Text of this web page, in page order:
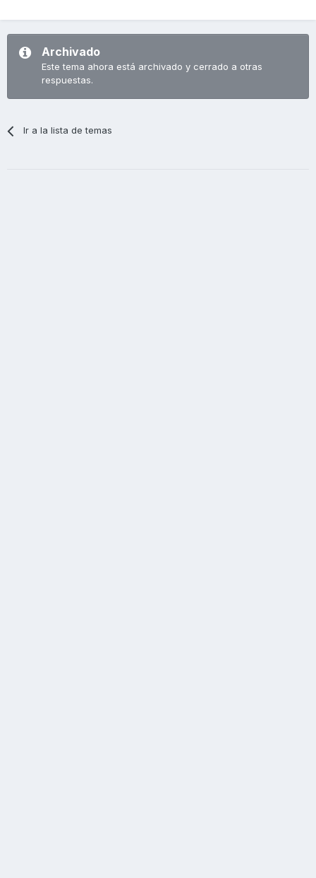
Archivado
Este tema ahora está archivado y cerrado a otras
respuestas.
Ir a la lista de temas